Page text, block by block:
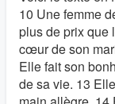
10 Une femme
plus de prix que
cœur de son
Elle fait son
de sa vie. 13